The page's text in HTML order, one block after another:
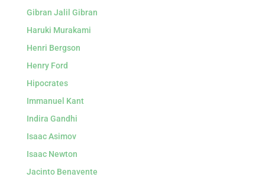
Gibran Jalil Gibran
Haruki Murakami
Henri Bergson
Henry Ford
Hipocrates
Immanuel Kant
Indira Gandhi
Isaac Asimov
Isaac Newton
Jacinto Benavente